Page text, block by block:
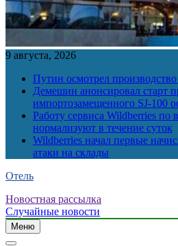
9 августа, 2026
Путин осмотрел
Демешин анонсировал старт
импортозамещенного SJ-100
Работу сервиса Wildberries по
нормализуют в течение суток
Wildberries начал первые
атаки на склады
Отель
Новостная рассылка
Случайные новости
Меню